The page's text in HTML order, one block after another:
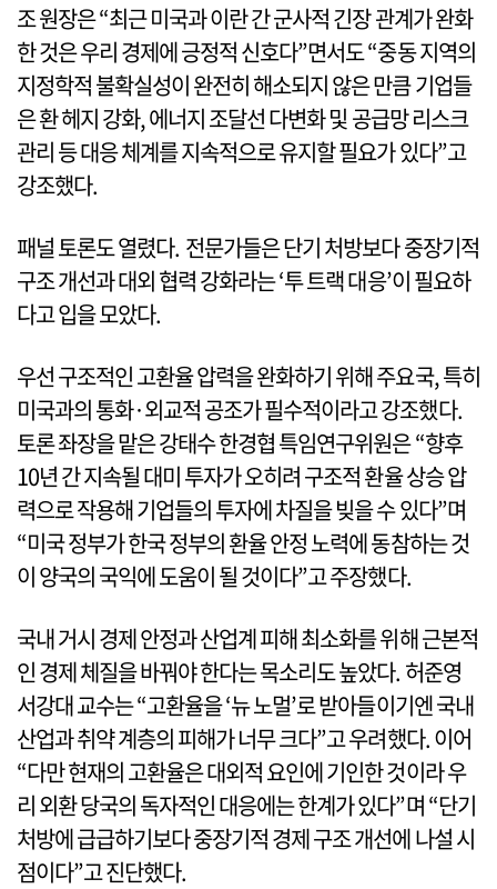
조 원장은 “최근 미국과 이란 간 군사적 긴장 관계가 완화
한 것은 우리 경제에 긍정적 신호다”면서도 “중동 지역의
지정학적 불확실성이 완전히 해소되지 않은 만큼 기업들
은 환 헤지 강화, 에너지 조달선 다변화 및 공급망 리스크
관리 등 대응 체계를 지속적으로 유지할 필요가 있다”고
강조했다.
패널 토론도 열렸다. 전문가들은 단기 처방보다 중장기적
구조 개선과 대외 협력 강화라는 ‘투 트랙 대응’이 필요하
다고 입을 모았다.
우선 구조적인 고환율 압력을 완화하기 위해 주요국, 특히
미국과의 통화·외교적 공조가 필수적이라고 강조했다.
토론 좌장을 맡은 강태수 한경협 특임연구위원은 “향후
10년 간 지속될 대미 투자가 오히려 구조적 환율 상승 압
력으로 작용해 기업들의 투자에 차질을 빚을 수 있다”며
“미국 정부가 한국 정부의 환율 안정 노력에 동참하는 것
이 양국의 국익에 도움이 될 것이다”고 주장했다.
국내 거시 경제 안정과 산업계 피해 최소화를 위해 근본적
인 경제 체질을 바꿔야 한다는 목소리도 높았다. 허준영
서강대 교수는 “고환율을 ‘뉴 노멀’로 받아들이기엔 국내
산업과 취약 계층의 피해가 너무 크다”고 우려했다. 이어
“다만 현재의 고환율은 대외적 요인에 기인한 것이라 우
리 외환 당국의 독자적인 대응에는 한계가 있다”며 “단기
처방에 급급하기보다 중장기적 경제 구조 개선에 나설 시
점이다”고 진단했다.